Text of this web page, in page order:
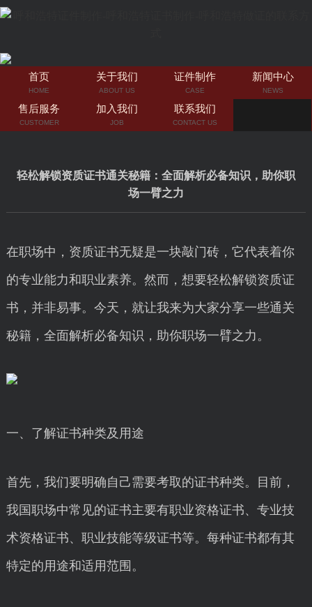
首页
HOME
关于我们
ABOUT US
证件制作
CASE
新闻中心
NEWS
售后服务
CUSTOMER
加入我们
JOB
联系我们
CONTACT US
轻松解锁资质证书通关秘籍：全面解析必备知识，助你职
场一臂之力
在职场中，资质证书无疑是一块敲门砖，它代表着你
的专业能力和职业素养。然而，想要轻松解锁资质证
书，并非易事。今天，就让我来为大家分享一些通关
秘籍，全面解析必备知识，助你职场一臂之力。
一、了解证书种类及用途
首先，我们要明确自己需要考取的证书种类。目前，
我国职场中常见的证书主要有职业资格证书、专业技
术资格证书、职业技能等级证书等。每种证书都有其
特定的用途和适用范围。